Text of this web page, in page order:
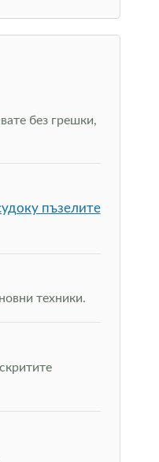
без грешки,
пъзелите
техники.